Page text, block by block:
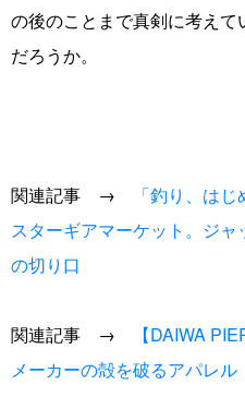
の後のことまで真剣に考え
だろうか。
関連記事 →
「釣り、は
スターギアマーケット。ジ
の切り口
関連記事 →
【DAIWA
メーカーの殻を破るアパレル